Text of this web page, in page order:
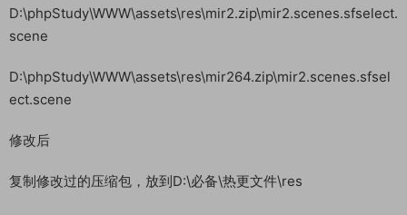
D:\phpStudy\WWW\assets\res\mir2.zip\mir2.scenes.sfselect.
scene
D:\phpStudy\WWW\assets\res\mir264.zip\mir2.scenes.sfsel
ect.scene
修改后
复制修改过的压缩包，放到D:\必备\热更文件\res